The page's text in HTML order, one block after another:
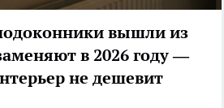
вышли из
в 2026 году —
не дешевит